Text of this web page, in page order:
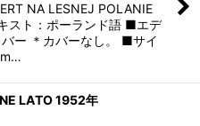
NA LESNEJ POLANIE
ト：ポーランド語 ■エデ
ー ＊カバーなし。 ■サイ
LATO 1952年